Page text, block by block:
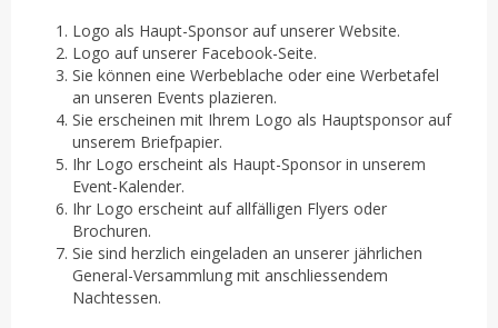
Logo als Haupt-Sponsor auf unserer Website.
Logo auf unserer Facebook-Seite.
Sie können eine Werbeblache oder eine Werbetafel
an unseren Events plazieren.
Sie erscheinen mit Ihrem Logo als Hauptsponsor auf
unserem Briefpapier.
Ihr Logo erscheint als Haupt-Sponsor in unserem
Event-Kalender.
Ihr Logo erscheint auf allfälligen Flyers oder
Brochuren.
Sie sind herzlich eingeladen an unserer jährlichen
General-Versammlung mit anschliessendem
Nachtessen.